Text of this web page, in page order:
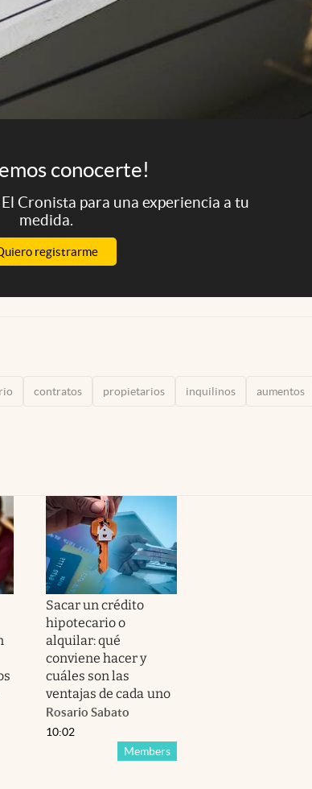
conocerte!
Cronista para una experiencia a tu
medida.
registrarme
contratos propietarios inquilinos aumentos
Sacar un crédito
hipotecario o
alquilar: qué
conviene hacer y
cuáles son las
ventajas de cada uno
Rosario Sabato
Members
10:02